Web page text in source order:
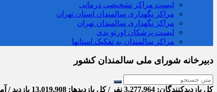
لیست مراکز تشخیصی درمانی
مراکز نگهداری سالمندان استان تهران
مراکز نگهداری سالمندان تهران
لیست پزشکان اورتو پدی
مراکز سالمندان به تفکیک استانها
دبیرخانه شورای ملی سالمندان کشور
کل بازدیدکنند‌گان: 3,277,964 نفر / کل بازدیدها: 13,019,908 بازدید / آمار بازدید امروز: